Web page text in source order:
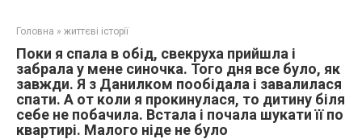
Головна » життєві історії
Поки я спала в обід, свекруха прийшла і
забрала у мене синочка. Того дня все було, як
завжди. Я з Данилком пообідала і завалилася
спати. А от коли я прокинулася, то дитину біля
себе не побачила. Встала і почала шукати її по
квартирі. Малого ніде не було